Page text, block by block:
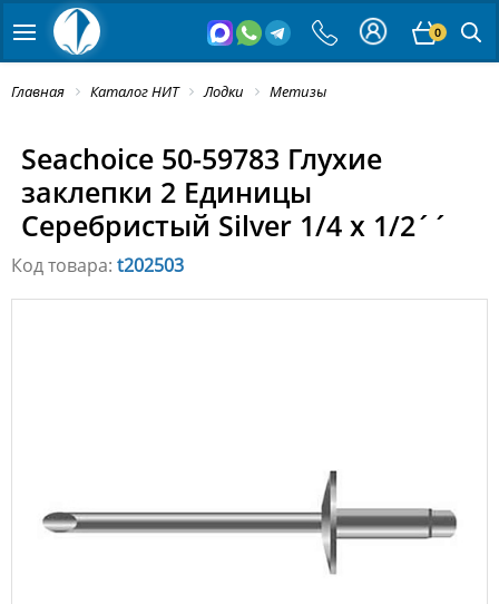
0
Главная Каталог НИТ Лодки Метизы
Seachoice 50-59783 Глухие
заклепки 2 Единицы
Серебристый Silver 1/4 x 1/2´´
Код товара: t202503